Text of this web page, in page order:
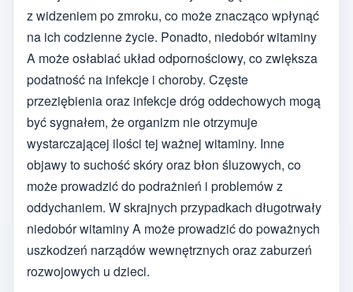
z widzeniem po zmroku, co może znacząco wpłynąć
na ich codzienne życie. Ponadto, niedobór witaminy
A może osłabiać układ odpornościowy, co zwiększa
podatność na infekcje i choroby. Częste
przeziębienia oraz infekcje dróg oddechowych mogą
być sygnałem, że organizm nie otrzymuje
wystarczającej ilości tej ważnej witaminy. Inne
objawy to suchość skóry oraz błon śluzowych, co
może prowadzić do podrażnień i problemów z
oddychaniem. W skrajnych przypadkach długotrwały
niedobór witaminy A może prowadzić do poważnych
uszkodzeń narządów wewnętrznych oraz zaburzeń
rozwojowych u dzieci.